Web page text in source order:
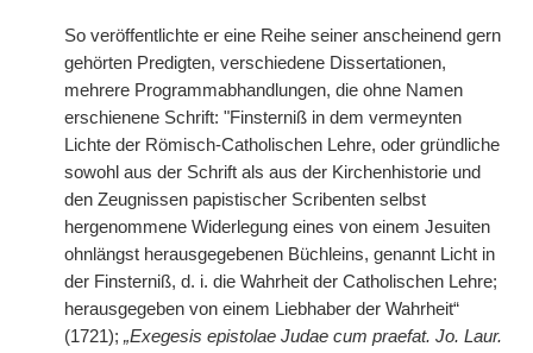
So veröffentlichte er eine Reihe seiner anscheinend gern
gehörten Predigten, verschiedene Dissertationen,
mehrere Programmabhandlungen, die ohne Namen
erschienene Schrift: "Finsterniß in dem vermeynten
Lichte der Römisch-Catholischen Lehre, oder gründliche
sowohl aus der Schrift als aus der Kirchenhistorie und
den Zeugnissen papistischer Scribenten selbst
hergenommene Widerlegung eines von einem Jesuiten
ohnlängst herausgegebenen Büchleins, genannt Licht in
der Finsterniß, d. i. die Wahrheit der Catholischen Lehre;
herausgegeben von einem Liebhaber der Wahrheit“
(1721); „Exegesis epistolae Judae cum praefat. Jo. Laur.